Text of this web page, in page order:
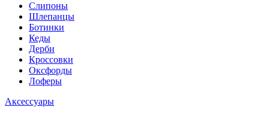
Слипоны
Шлепанцы
Ботинки
Кеды
Дерби
Кроссовки
Оксфорды
Лоферы
Аксессуары